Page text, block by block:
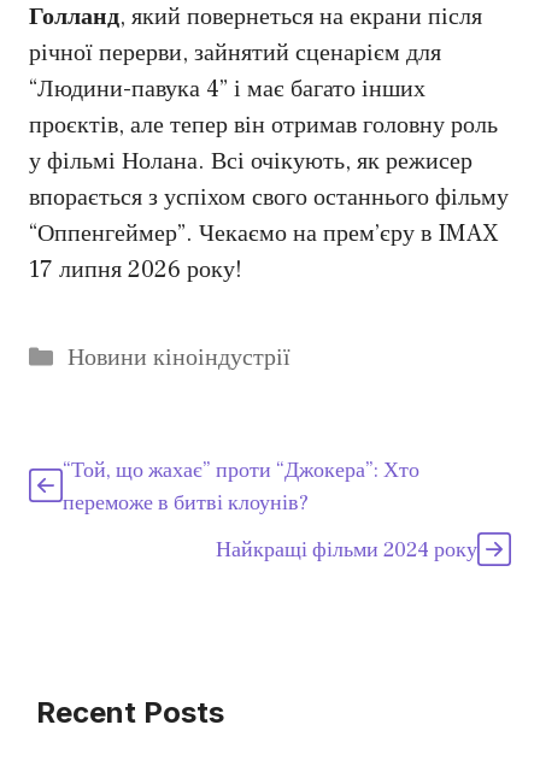
Голланд, який повернеться на екрани після
річної перерви, зайнятий сценарієм для
“Людини-павука 4” і має багато інших
проєктів, але тепер він отримав головну роль
у фільмі Нолана. Всі очікують, як режисер
впорається з успіхом свого останнього фільму
“Оппенгеймер”. Чекаємо на прем’єру в IMAX
17 липня 2026 року!
Категорії
Новини кіноіндустрії
“Той, що жахає” проти “Джокера”: Хто
переможе в битві клоунів?
Найкращі фільми 2024 року
Recent Posts